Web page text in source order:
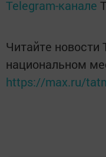
Telegram-канале
Читайте новости
национальном
https://max.ru/